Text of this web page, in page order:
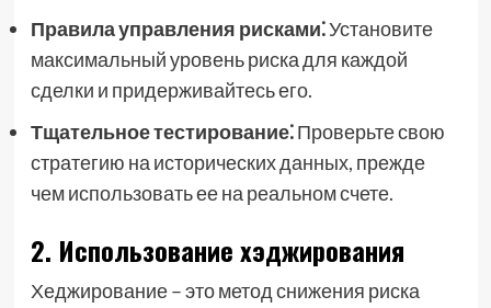
Правила управления рисками⁚Установите
максимальный уровень риска для каждой
сделки и придерживайтесь его.
Тщательное тестирование⁚Проверьте свою
стратегию на исторических данных, прежде
чем использовать ее на реальном счете.
2. Использование хэджирования
Хеджирование – это метод снижения риска